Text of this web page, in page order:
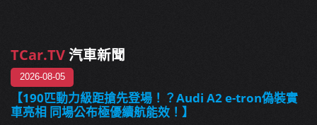
TCar.TV汽車新聞
2026-08-05
【190匹動力級距搶先登場！？Audi A2 e-tron偽裝實
車亮相 同場公布極優續航能效！】